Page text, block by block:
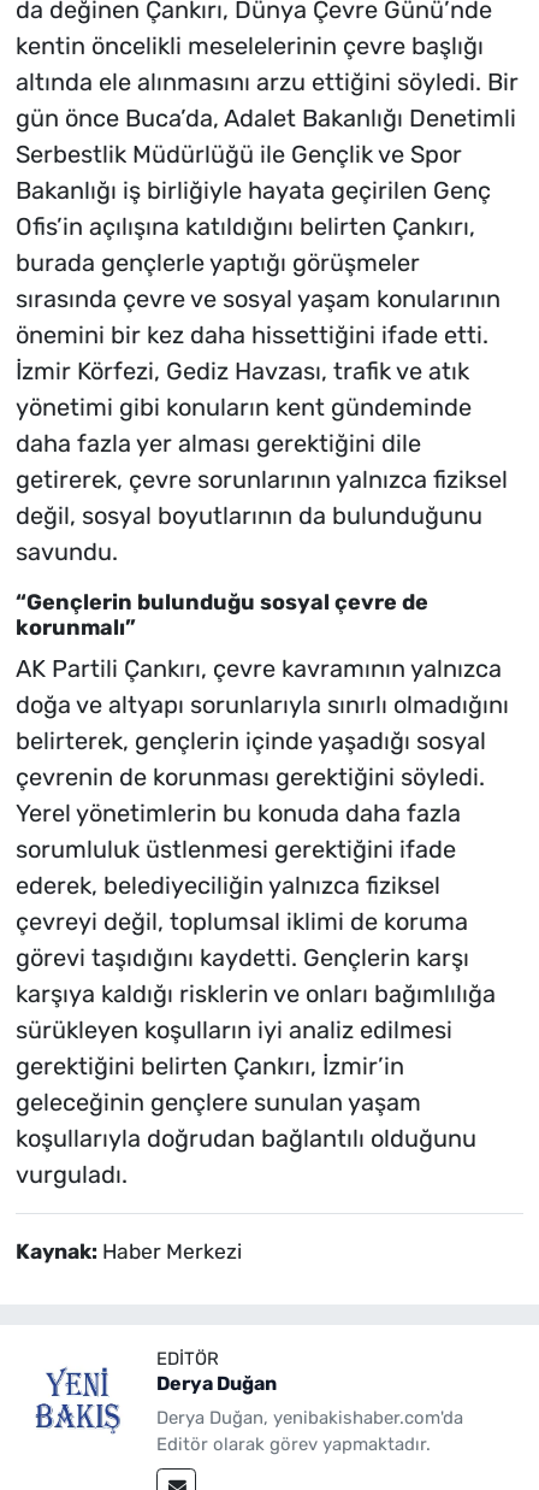
da değinen Çankırı, Dünya Çevre Günü’nde
kentin öncelikli meselelerinin çevre başlığı
altında ele alınmasını arzu ettiğini söyledi. Bir
gün önce Buca’da, Adalet Bakanlığı Denetimli
Serbestlik Müdürlüğü ile Gençlik ve Spor
Bakanlığı iş birliğiyle hayata geçirilen Genç
Ofis’in açılışına katıldığını belirten Çankırı,
burada gençlerle yaptığı görüşmeler
sırasında çevre ve sosyal yaşam konularının
önemini bir kez daha hissettiğini ifade etti.
İzmir Körfezi, Gediz Havzası, trafik ve atık
yönetimi gibi konuların kent gündeminde
daha fazla yer alması gerektiğini dile
getirerek, çevre sorunlarının yalnızca fiziksel
değil, sosyal boyutlarının da bulunduğunu
savundu.
“Gençlerin bulunduğu sosyal çevre de
korunmalı”
AK Partili Çankırı, çevre kavramının yalnızca
doğa ve altyapı sorunlarıyla sınırlı olmadığını
belirterek, gençlerin içinde yaşadığı sosyal
çevrenin de korunması gerektiğini söyledi.
Yerel yönetimlerin bu konuda daha fazla
sorumluluk üstlenmesi gerektiğini ifade
ederek, belediyeciliğin yalnızca fiziksel
çevreyi değil, toplumsal iklimi de koruma
görevi taşıdığını kaydetti. Gençlerin karşı
karşıya kaldığı risklerin ve onları bağımlılığa
sürükleyen koşulların iyi analiz edilmesi
gerektiğini belirten Çankırı, İzmir’in
geleceğinin gençlere sunulan yaşam
koşullarıyla doğrudan bağlantılı olduğunu
vurguladı.
Kaynak: Haber Merkezi
EDITÖR
Derya Duğan
Derya Duğan, yenibakishaber.com'da
Editör olarak görev yapmaktadır.